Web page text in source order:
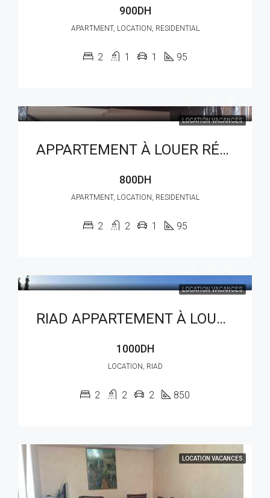
900DH
APARTMENT, LOCATION, RESIDENTIAL
2 1 1 95
LOCATION VACANCES
APPARTEMENT À LOUER RÉF : LAM 214AG
800DH
APARTMENT, LOCATION, RESIDENTIAL
2 2 1 95
LOCATION VACANCES
RIAD APPARTEMENT À LOUER RÉF : LAM 216AG
1000DH
LOCATION, RIAD
2 2 2 850
LOCATION VACANCES